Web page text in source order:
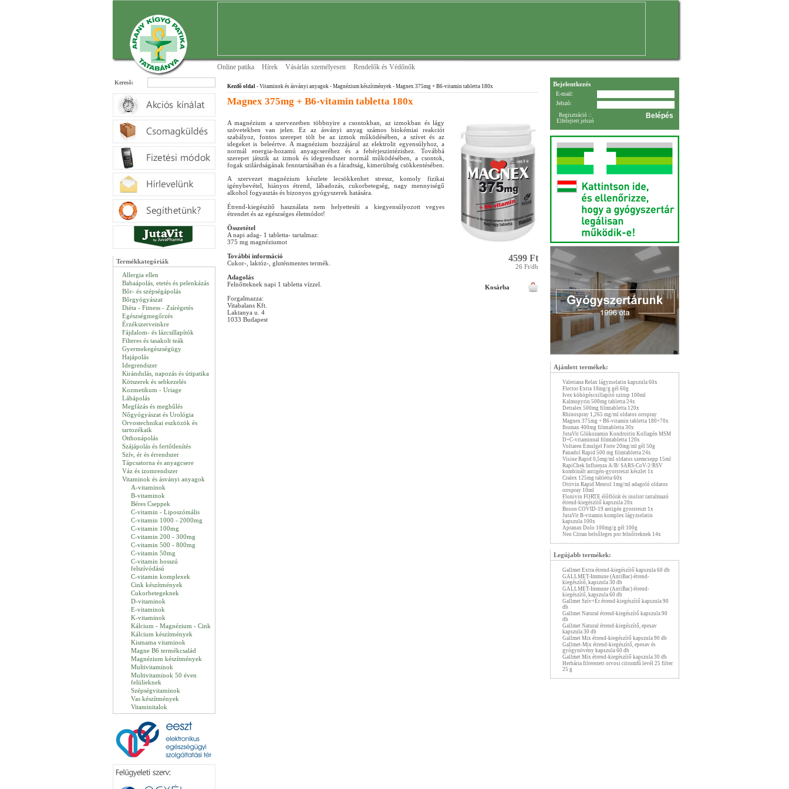
Online patika Hírek Vásárlás személyesen Rendelők és Védőnők
Keresõ:
Termékkategóriák
Allergia ellen
Babaápolás, etetés és pelenkázás
Bőr- és szépségápolás
Bőrgyógyászat
Diéta - Fitness - Zsírégetés
Egészségmegőrzés
Érzékszerveinkre
Fájdalom- és lázcsillapítók
Filteres és tasakolt teák
Gyermekegészségügy
Hajápolás
Idegrendszer
Kirándulás, napozás és útipatika
Kötszerek és sebkezelés
Kozmetikum - Uriage
Lábápolás
Megfázás és meghűlés
Nőgyógyászat és Urológia
Orvostechnikai eszközök és
tartozékaik
Otthonápolás
Szájápolás és fertőtlenítés
Szív, ér és érrendszer
Tápcsatorna és anyagcsere
Váz és izomrendszer
Vitaminok és ásványi anyagok
A-vitaminok
B-vitaminok
Béres Cseppek
C-vitamin - Liposzómális
C-vitamin 1000 - 2000mg
C-vitamin 100mg
C-vitamin 200 - 300mg
C-vitamin 500 - 800mg
C-vitamin 50mg
C-vitamin hosszú
felszívódású
C-vitamin komplexek
Cink készítmények
Cukorbetegeknek
D-vitaminok
E-vitaminok
K-vitaminok
Kálcium - Magnézium - Cink
Kálcium készítmények
Kismama vitaminok
Magne B6 termékcsalád
Magnézium készítmények
Multivitaminok
Multivitaminok 50 éven
felülieknek
Szépségvitaminok
Vas készítmények
Vitaminitalok
Kezdõ oldal - Vitaminok és ásványi anyagok - Magnézium készítmények - Magnex 375mg + B6-vitamin tabletta 180x
Magnex 375mg + B6-vitamin tabletta 180x
4599 Ft
26 Ft/db
Kosárba
A magnézium a szervezetben többnyire a csontokban, az izmokban és lágy
szövetekben van jelen. Ez az ásványi anyag számos biokémiai reakciót
szabályoz, fontos szerepet tölt be az izmok működésében, a szívet és az
idegeket is beleértve. A magnézium hozzájárul az elektrolit egyensúlyhoz, a
normál energia-hozamú anyagcseréhez és a fehérjeszintézishez. Továbbá
szerepet játszik az izmok és idegrendszer normál működésében, a csontok,
fogak szilárdságának fenntartásában és a fáradtság, kimerültség csökkentésében.
A szervezet magnézium készlete lecsökkenhet stressz, komoly fizikai
igénybevétel, hiányos étrend, lábadozás, cukorbetegség, nagy mennyiségű
alkohol fogyasztás és bizonyos gyógyszerek hatására.
Étrend-kiegészítő használata nem helyettesíti a kiegyensúlyozott vegyes
étrendet és az egészséges életmódot!
Összetétel
A napi adag- 1 tabletta- tartalmaz:
375 mg magnéziumot
További információ
Cukor-, laktóz-, gluténmentes termék.
Adagolás
Felnőtteknek napi 1 tabletta vízzel.
Forgalmazza:
Vitabalans Kft.
Laktanya u. 4
1033 Budapest
Bejelentkezés
E-mail:
Jelszó:
Regisztráció ::
Elfelejtett jelszó
Ajánlott termékek:
Valeriana Relax lágyzselatin kapszula 60x
Flector Extra 10mg/g gél 60g
Ivex köhögéscsillapító szirup 100ml
Kalmopyrin 500mg tabletta 24x
Detralex 500mg filmtabletta 120x
Rhinospray 1,265 mg/ml oldatos orrspray
Magnex 375mg + B6-vitamin tabletta 180+70x
Ibumax 400mg filmtabletta 30x
JutaVit Glükozamin Kondroitin Kollagén MSM
D+C-vitaminnal filmtabletta 120x
Voltaren Emulgel Forte 20mg/ml gél 50g
Panadol Rapid 500 mg filmtabletta 24x
Visine Rapid 0,5mg/ml oldatos szemcsepp 15ml
RapiChek Influenza A/B/ SARS-CoV-2/RSV
kombinált antigén-gyorsteszt készlet 1x
Cralex 125mg tabletta 60x
Otrivin Rapid Mentol 1mg/ml adagoló oldatos
orrspray 10ml
Flonivin FORTE élőflórát és inulint tartalmazó
étrend-kiegészítő kapszula 20x
Boson COVID-19 antigén gyorsteszt 1x
JutaVit B-vitamin komplex lágyzselatin
kapszula 100x
Apranax Dolo 100mg/g gél 100g
Neo Citran belsőleges por felnőtteknek 14x
Legújabb termékek:
Gallmet Extra étrend-kiegészítő kapszula 60 db
GALLMET-Immune (AntiBac) étrend-
kiegészítő, kapszula 30 db
GALLMET-Immune (AntiBac) étrend-
kiegészítő, kapszula 60 db
Gallmet Szív+Ér étrend-kiegészítő kapszula 90
db
Gallmet Natural étrend-kiegészítő kapszula 90
db
Gallmet Natural étrend-kiegészítő, epesav
kapszula 30 db
Gallmet Mix étrend-kiegészítő kapszula 90 db
Gallmet-Mix étrend-kiegészítő, epesav és
gyógynövény kapszula 60 db
Gallmet Mix étrend-kiegészítő kapszula 30 db
Herbária filterezett orvosi citromfű levél 25 filter
25 g